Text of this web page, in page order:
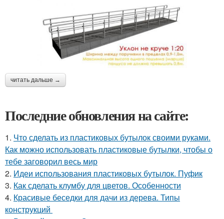
читать дальше →
Последние обновления на сайте:
1. Что сделать из пластиковых бутылок своими руками.
Как можно использовать пластиковые бутылки, чтобы о
тебе заговорил весь мир
2. Идеи использования пластиковых бутылок. Пуфик
3. Как сделать клумбу для цветов. Особенности
4. Красивые беседки для дачи из дерева. Типы
конструкций